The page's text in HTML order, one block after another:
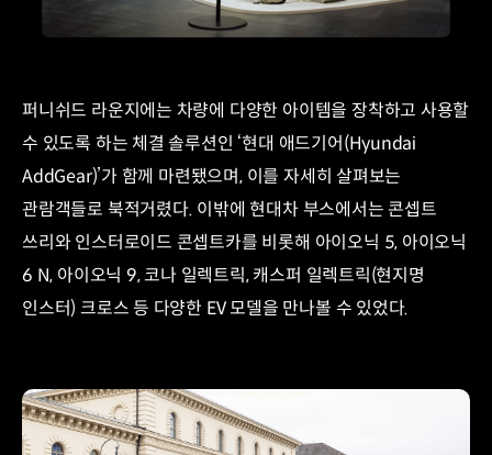
퍼니쉬드 라운지에는 차량에 다양한 아이템을 장착하고 사용할
수 있도록 하는 체결 솔루션인 ‘현대 애드기어(Hyundai
AddGear)’가 함께 마련됐으며, 이를 자세히 살펴보는
관람객들로 북적거렸다. 이밖에 현대차 부스에서는 콘셉트
쓰리와 인스터로이드 콘셉트카를 비롯해 아이오닉 5, 아이오닉
6 N, 아이오닉 9, 코나 일렉트릭, 캐스퍼 일렉트릭(현지명
인스터) 크로스 등 다양한 EV 모델을 만나볼 수 있었다.